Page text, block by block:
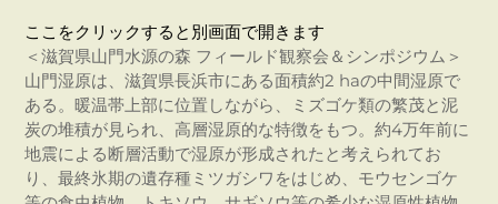
ここをクリックすると別画面で開きます
＜滋賀県山門水源の森 フィールド観察会＆シンポジウム＞
山門湿原は、滋賀県長浜市にある面積約2 haの中間湿原で
ある。暖温帯上部に位置しながら、ミズゴケ類の繁茂と泥
炭の堆積が見られ、高層湿原的な特徴をもつ。約4万年前に
地震による断層活動で湿原が形成されたと考えられてお
り、最終氷期の遺存種ミツガシワをはじめ、モウセンゴケ